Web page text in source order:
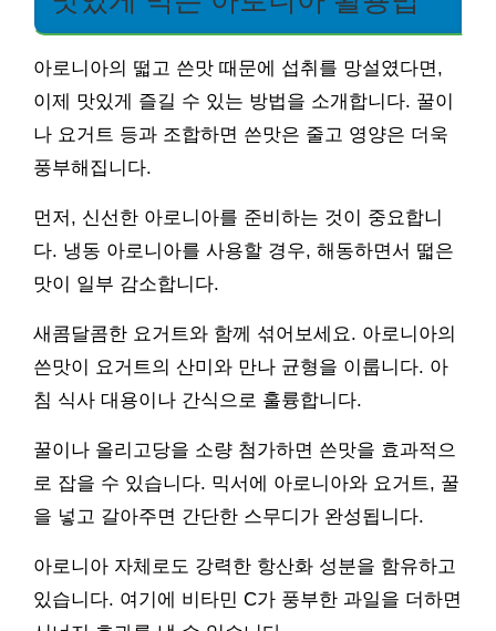
아로니아의 떫고 쓴맛 때문에 섭취를 망설였다면,
이제 맛있게 즐길 수 있는 방법을 소개합니다. 꿀이
나 요거트 등과 조합하면 쓴맛은 줄고 영양은 더욱
풍부해집니다.
먼저, 신선한 아로니아를 준비하는 것이 중요합니
다. 냉동 아로니아를 사용할 경우, 해동하면서 떫은
맛이 일부 감소합니다.
새콤달콤한 요거트와 함께 섞어보세요. 아로니아의
쓴맛이 요거트의 산미와 만나 균형을 이룹니다. 아
침 식사 대용이나 간식으로 훌륭합니다.
꿀이나 올리고당을 소량 첨가하면 쓴맛을 효과적으
로 잡을 수 있습니다. 믹서에 아로니아와 요거트, 꿀
을 넣고 갈아주면 간단한 스무디가 완성됩니다.
아로니아 자체로도 강력한 항산화 성분을 함유하고
있습니다. 여기에 비타민 C가 풍부한 과일을 더하면